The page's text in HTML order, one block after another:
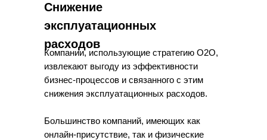
Компании, использующие стратегию O2O,
извлекают выгоду из эффективности
бизнес-процессов и связанного с этим
снижения эксплуатационных расходов.
Большинство компаний, имеющих как
онлайн-присутствие, так и физические
Снижение
эксплуатационных
расходов